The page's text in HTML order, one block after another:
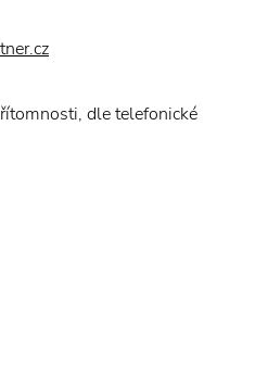
dle telefonické